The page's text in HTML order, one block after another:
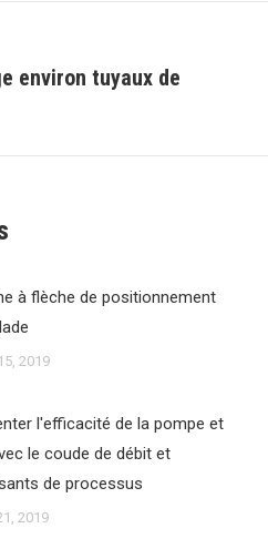
environ tuyaux de
à flèche de positionnement
2019
l'efficacité de la pompe et
le coude de débit et
de processus
2019